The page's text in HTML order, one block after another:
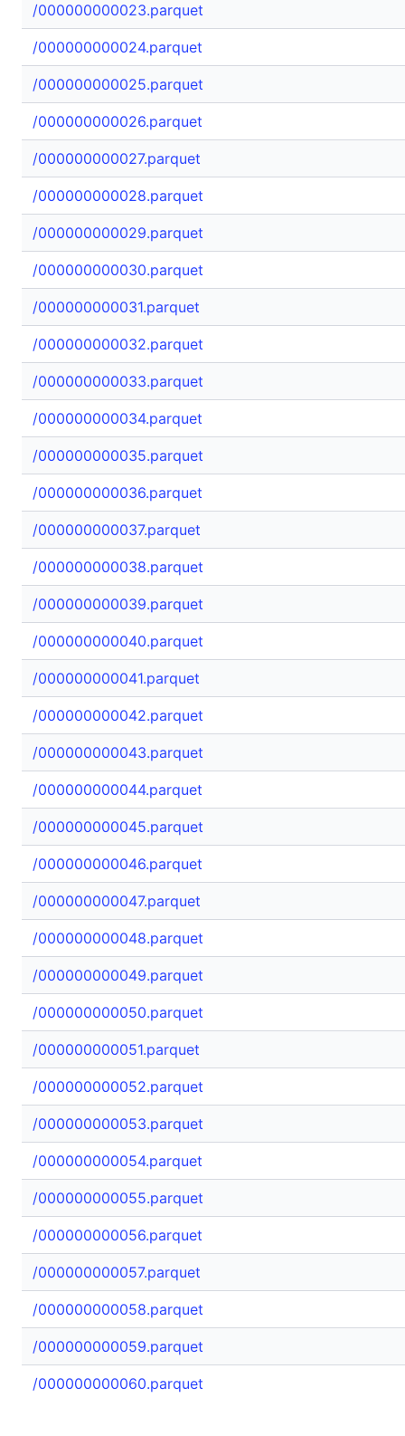
/000000000023.parquet
/000000000024.parquet
/000000000025.parquet
/000000000026.parquet
/000000000027.parquet
/000000000028.parquet
/000000000029.parquet
/000000000030.parquet
/000000000031.parquet
/000000000032.parquet
/000000000033.parquet
/000000000034.parquet
/000000000035.parquet
/000000000036.parquet
/000000000037.parquet
/000000000038.parquet
/000000000039.parquet
/000000000040.parquet
/000000000041.parquet
/000000000042.parquet
/000000000043.parquet
/000000000044.parquet
/000000000045.parquet
/000000000046.parquet
/000000000047.parquet
/000000000048.parquet
/000000000049.parquet
/000000000050.parquet
/000000000051.parquet
/000000000052.parquet
/000000000053.parquet
/000000000054.parquet
/000000000055.parquet
/000000000056.parquet
/000000000057.parquet
/000000000058.parquet
/000000000059.parquet
/000000000060.parquet